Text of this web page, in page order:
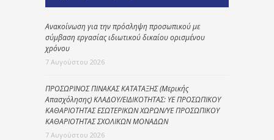
Ανακοίνωση για την πρόσληψη προσωπικού με
σύμβαση εργασίας ιδιωτικού δικαίου ορισμένου
χρόνου
7 Αυγούστου 2026
ΠΡΟΣΩΡΙΝΟΣ ΠΙΝΑΚΑΣ ΚΑΤΑΤΑΞΗΣ (Μερικής
Απασχόλησης) ΚΛΑΔΟΥ/ΕΙΔΙΚΟΤΗΤΑΣ: ΥΕ ΠΡΟΣΩΠΙΚΟΥ
ΚΑΘΑΡΙΟΤΗΤΑΣ ΕΣΩΤΕΡΙΚΩΝ ΧΩΡΩΝ/ΥΕ ΠΡΟΣΩΠΙΚΟΥ
ΚΑΘΑΡΙΟΤΗΤΑΣ ΣΧΟΛΙΚΩΝ ΜΟΝΑΔΩΝ
7 Αυγούστου 2026